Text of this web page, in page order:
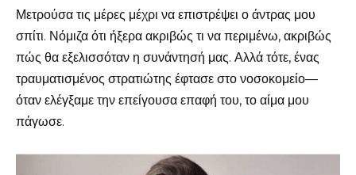
Μετρούσα τις μέρες μέχρι να επιστρέψει ο άντρας μου
σπίτι. Νόμιζα ότι ήξερα ακριβώς τι να περιμένω, ακριβώς
πώς θα εξελισσόταν η συνάντησή μας. Αλλά τότε, ένας
τραυματισμένος στρατιώτης έφτασε στο νοσοκομείο—
όταν ελέγξαμε την επείγουσα επαφή του, το αίμα μου
πάγωσε.